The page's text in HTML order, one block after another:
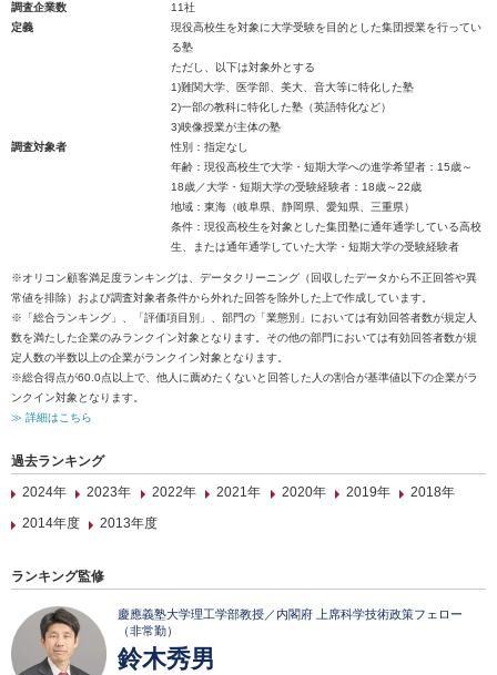
調査企業数
11社
定義
現役高校生を対象に大学受験を目的とした集団授業を行ってい
る塾
ただし、以下は対象外とする
1)難関大学、医学部、美大、音大等に特化した塾
2)一部の教科に特化した塾（英語特化など）
3)映像授業が主体の塾
調査対象者
性別：指定なし
年齢：現役高校生で大学・短期大学への進学希望者：15歳～
18歳／大学・短期大学の受験経験者：18歳～22歳
地域：東海（岐阜県、静岡県、愛知県、三重県）
条件：現役高校生を対象とした集団塾に通年通学している高校
生、または通年通学していた大学・短期大学の受験経験者
※オリコン顧客満足度ランキングは、データクリーニング（回収したデータから不正回答や異
常値を排除）および調査対象者条件から外れた回答を除外した上で作成しています。
※「総合ランキング」、「評価項目別」、部門の「業態別」においては有効回答者数が規定人
数を満たした企業のみランクイン対象となります。その他の部門においては有効回答者数が規
定人数の半数以上の企業がランクイン対象となります。
※総合得点が60.0点以上で、他人に薦めたくないと回答した人の割合が基準値以下の企業がラ
ンクイン対象となります。
≫ 詳細はこちら
過去ランキング
2024年
2023年 2022年 2021年 2020年 2019年
2018年
2014年度
2013年度
ランキング監修
慶應義塾大学理工学部教授／内閣府 上席科学技術政策フェロー
（非常勤）
鈴木秀男